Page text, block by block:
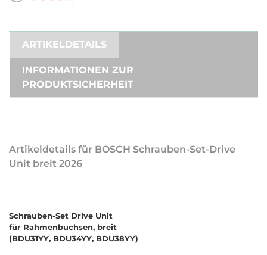
ARTIKELDETAILS
INFORMATIONEN ZUR
PRODUKTSICHERHEIT
Artikeldetails für BOSCH Schrauben-Set-Drive
Unit breit 2026
Schrauben-Set Drive Unit
für Rahmenbuchsen, breit
(BDU31YY, BDU34YY, BDU38YY)